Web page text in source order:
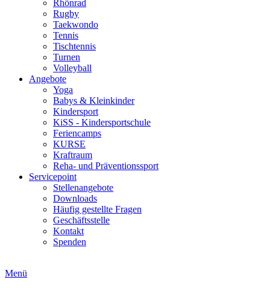
Rhönrad
Rugby
Taekwondo
Tennis
Tischtennis
Turnen
Volleyball
Angebote
Yoga
Babys & Kleinkinder
Kindersport
KiSS - Kindersportschule
Feriencamps
KURSE
Kraftraum
Reha- und Präventionssport
Servicepoint
Stellenangebote
Downloads
Häufig gestellte Fragen
Geschäftsstelle
Kontakt
Spenden
Menü